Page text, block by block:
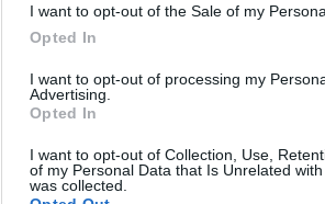
I want to opt-out of the Sale of my
Opted In
I want to opt-out of processing my
Advertising.
Opted In
I want to opt-out of Collection, Use,
of my Personal Data that Is Unrelated
was collected.